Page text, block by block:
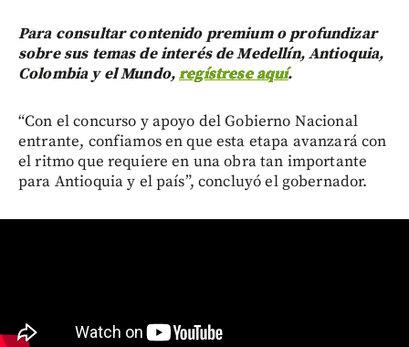
Para consultar contenido premium o profundizar
sobre sus temas de interés de Medellín, Antioquia,
Colombia y el Mundo,regístrese aquí.
“Con el concurso y apoyo del Gobierno Nacional
entrante, confiamos en que esta etapa avanzará con
el ritmo que requiere en una obra tan importante
para Antioquia y el país”, concluyó el gobernador.